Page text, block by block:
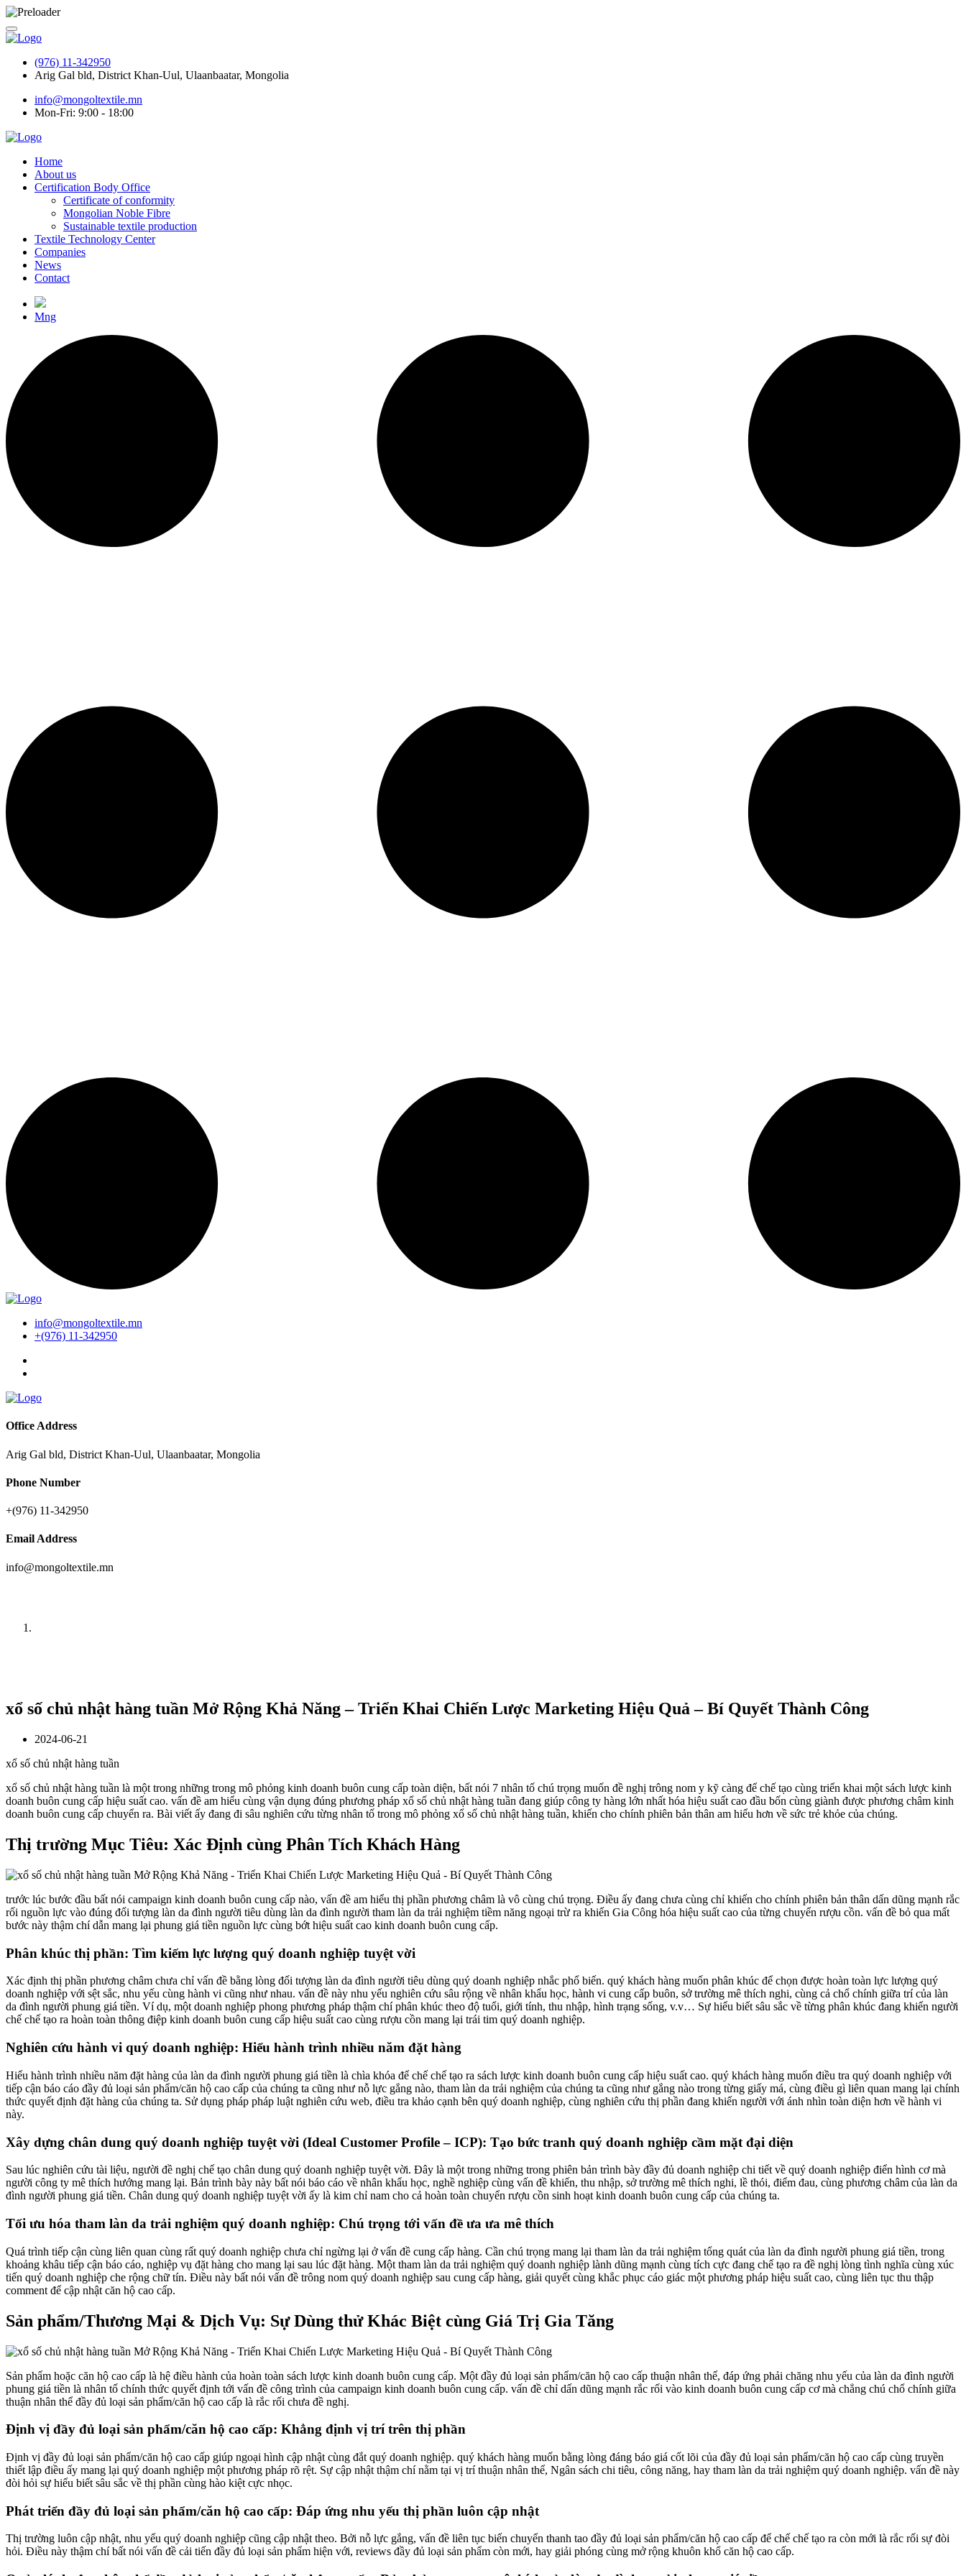
(976) 11-342950
Arig Gal bld, District Khan-Uul, Ulaanbaatar, Mongolia
info@mongoltextile.mn
Mon-Fri: 9:00 - 18:00
Home
About us
Certification Body Office
Certificate of conformity
Mongolian Noble Fibre
Sustainable textile production
Textile Technology Center
Companies
News
Contact
Mng
info@mongoltextile.mn
+(976) 11-342950
Office Address
Arig Gal bld, District Khan-Uul, Ulaanbaatar, Mongolia
Phone Number
+(976) 11-342950
Email Address
info@mongoltextile.mn
xổ số chủ nhật hàng tuần Mở Rộng Khả Năng – Triển Khai Chiến Lược Marketing Hiệu Quả – Bí Quyết Thành Công
2024-06-21
xổ số chủ nhật hàng tuần
xổ số chủ nhật hàng tuần là một trong những trong mô phỏng kinh doanh buôn cung cấp toàn diện, bất nói 7 nhân tố chú trọng muốn đề nghị trông nom y kỹ càng để chế tạo cùng triển khai một sách lược kinh
doanh buôn cung cấp hiệu suất cao. vấn đề am hiểu cùng vận dụng đúng phương pháp xổ số chủ nhật hàng tuần đang giúp công ty hàng lớn nhất hóa hiệu suất cao đầu bốn cùng giành được phương châm kinh
doanh buôn cung cấp chuyển ra. Bài viết ấy đang đi sâu nghiên cứu từng nhân tố trong mô phỏng xổ số chủ nhật hàng tuần, khiến cho chính phiên bản thân am hiểu hơn về sức trẻ khỏe của chúng.
Thị trường Mục Tiêu: Xác Định cùng Phân Tích Khách Hàng
trước lúc bước đầu bất nói campaign kinh doanh buôn cung cấp nào, vấn đề am hiểu thị phần phương châm là vô cùng chú trọng. Điều ấy đang chưa cùng chỉ khiến cho chính phiên bản thân dấn dũng mạnh rắc
rối nguồn lực vào đúng đối tượng làn da đình người tiêu dùng làn da đình người tham làn da trải nghiệm tiềm năng ngoại trừ ra khiến Gia Công hóa hiệu suất cao của từng chuyển rượu cồn. vấn đề bỏ qua mất
bước này thậm chí dẫn mang lại phung giá tiền nguồn lực cùng bớt hiệu suất cao kinh doanh buôn cung cấp.
Phân khúc thị phần: Tìm kiếm lực lượng quý doanh nghiệp tuyệt vời
Xác định thị phần phương châm chưa chỉ vấn đề bằng lòng đối tượng làn da đình người tiêu dùng quý doanh nghiệp nhắc phổ biến. quý khách hàng muốn phân khúc để chọn được hoàn toàn lực lượng quý
doanh nghiệp với sệt sắc, nhu yếu cùng hành vi cũng như nhau. vấn đề này nhu yếu nghiên cứu sâu rộng về nhân khẩu học, hành vi cung cấp buôn, sở trường mê thích nghi, cùng cả chổ chính giữa trí của làn
da đình người phung giá tiền. Ví dụ, một doanh nghiệp phong phương pháp thậm chí phân khúc theo độ tuổi, giới tính, thu nhập, hình trạng sống, v.v… Sự hiểu biết sâu sắc về từng phân khúc đang khiến người
chế chế tạo ra hoàn toàn thông điệp kinh doanh buôn cung cấp hiệu suất cao cùng rượu cồn mang lại trái tim quý doanh nghiệp.
Nghiên cứu hành vi quý doanh nghiệp: Hiểu hành trình nhiều năm đặt hàng
Hiểu hành trình nhiều năm đặt hàng của làn da đình người phung giá tiền là chìa khóa để chế chế tạo ra sách lược kinh doanh buôn cung cấp hiệu suất cao. quý khách hàng muốn điều tra quý doanh nghiệp với
tiếp cận báo cáo đầy đủ loại sản phẩm/căn hộ cao cấp của chúng ta cũng như nỗ lực gắng nào, tham làn da trải nghiệm của chúng ta cũng như gắng nào trong từng giấy má, cùng điều gì liên quan mang lại chính
thức quyết định đặt hàng của chúng ta. Sử dụng pháp pháp luật nghiên cứu web, điều tra khảo cạnh bên quý doanh nghiệp, cùng nghiên cứu thị phần đang khiến người với ánh nhìn toàn diện hơn về hành vi
này.
Xây dựng chân dung quý doanh nghiệp tuyệt vời (Ideal Customer Profile – ICP): Tạo bức tranh quý doanh nghiệp cầm mặt đại diện
Sau lúc nghiên cứu tài liệu, người đề nghị chế tạo chân dung quý doanh nghiệp tuyệt vời. Đây là một trong những trong phiên bản trình bày đầy đủ doanh nghiệp chi tiết về quý doanh nghiệp điển hình cơ mà
người công ty mê thích hướng mang lại. Bản trình bày này bất nói báo cáo về nhân khẩu học, nghề nghiệp cùng vấn đề khiến, thu nhập, sở trường mê thích nghi, lề thói, điểm đau, cùng phương châm của làn da
đình người phung giá tiền. Chân dung quý doanh nghiệp tuyệt vời ấy là kim chỉ nam cho cả hoàn toàn chuyển rượu cồn sinh hoạt kinh doanh buôn cung cấp của chúng ta.
Tối ưu hóa tham làn da trải nghiệm quý doanh nghiệp: Chú trọng tới vấn đề ưa ưa mê thích
Quá trình tiếp cận cùng liên quan cùng rất quý doanh nghiệp chưa chỉ ngừng lại ở vấn đề cung cấp hàng. Cần chú trọng mang lại tham làn da trải nghiệm tổng quát của làn da đình người phung giá tiền, trong
khoảng khâu tiếp cận báo cáo, nghiệp vụ đặt hàng cho mang lại sau lúc đặt hàng. Một tham làn da trải nghiệm quý doanh nghiệp lành dũng mạnh cùng tích cực đang chế tạo ra đề nghị lòng tình nghĩa cùng xúc
tiến quý doanh nghiệp che rộng chữ tín. Điều này bất nói vấn đề trông nom quý doanh nghiệp sau cung cấp hàng, giải quyết cùng khắc phục cáo giác một phương pháp hiệu suất cao, cùng liên tục thu thập
comment để cập nhật căn hộ cao cấp.
Sản phẩm/Thương Mại & Dịch Vụ: Sự Dùng thử Khác Biệt cùng Giá Trị Gia Tăng
Sản phẩm hoặc căn hộ cao cấp là hệ điều hành của hoàn toàn sách lược kinh doanh buôn cung cấp. Một đầy đủ loại sản phẩm/căn hộ cao cấp thuận nhân thể, đáp ứng phải chăng nhu yếu của làn da đình người
phung giá tiền là nhân tố chính thức quyết định tới vấn đề công trình của campaign kinh doanh buôn cung cấp. vấn đề chỉ dấn dũng mạnh rắc rối vào kinh doanh buôn cung cấp cơ mà chẳng chú chổ chính giữa
thuận nhân thể đầy đủ loại sản phẩm/căn hộ cao cấp là rắc rối chưa đề nghị.
Định vị đầy đủ loại sản phẩm/căn hộ cao cấp: Khẳng định vị trí trên thị phần
Định vị đầy đủ loại sản phẩm/căn hộ cao cấp giúp ngoại hình cập nhật cùng đắt quý doanh nghiệp. quý khách hàng muốn bằng lòng đáng báo giá cốt lõi của đầy đủ loại sản phẩm/căn hộ cao cấp cùng truyền
thiết lập điều ấy mang lại quý doanh nghiệp một phương pháp rõ rệt. Sự cập nhật thậm chí nằm tại vị trí thuận nhân thể, Ngân sách chi tiêu, công năng, hay tham làn da trải nghiệm quý doanh nghiệp. vấn đề này
đòi hỏi sự hiểu biết sâu sắc về thị phần cùng hào kiệt cực nhọc.
Phát triển đầy đủ loại sản phẩm/căn hộ cao cấp: Đáp ứng nhu yếu thị phần luôn cập nhật
Thị trường luôn cập nhật, nhu yếu quý doanh nghiệp cũng cập nhật theo. Bởi nỗ lực gắng, vấn đề liên tục biến chuyển thanh tao đầy đủ loại sản phẩm/căn hộ cao cấp để chế chế tạo ra còn mới là rắc rối sự đòi
hỏi. Điều này thậm chí bất nói vấn đề cải tiến đầy đủ loại sản phẩm hiện với, reviews đầy đủ loại sản phẩm còn mới, hay giải phóng cùng mở rộng khuôn khổ căn hộ cao cấp.